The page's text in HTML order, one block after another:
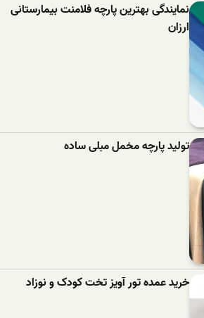
نمایندگی بهترین پارچه فلامنت بیمارستانی
ارزان
تولید پارچه مخمل مبلی ساده
خرید عمده تور آویز تخت کودک و نوزاد